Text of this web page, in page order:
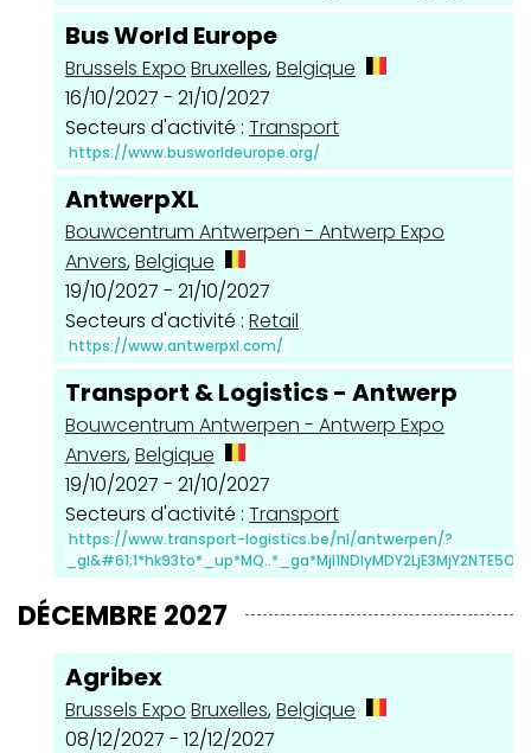
Bus World Europe
Brussels Expo Bruxelles,Belgique
16/10/2027 - 21/10/2027
Secteurs d'activité : Transport
https://www.busworldeurope.org/
AntwerpXL
Bouwcentrum Antwerpen - Antwerp Expo
Anvers,Belgique
19/10/2027 - 21/10/2027
Secteurs d'activité : Retail
https://www.antwerpxl.com/
Transport & Logistics - Antwerp
Bouwcentrum Antwerpen - Antwerp Expo
Anvers,Belgique
19/10/2027 - 21/10/2027
Secteurs d'activité : Transport
https://www.transport-logistics.be/nl/antwerpen/?
DÉCEMBRE 2027
Agribex
Brussels Expo Bruxelles,Belgique
08/12/2027 - 12/12/2027